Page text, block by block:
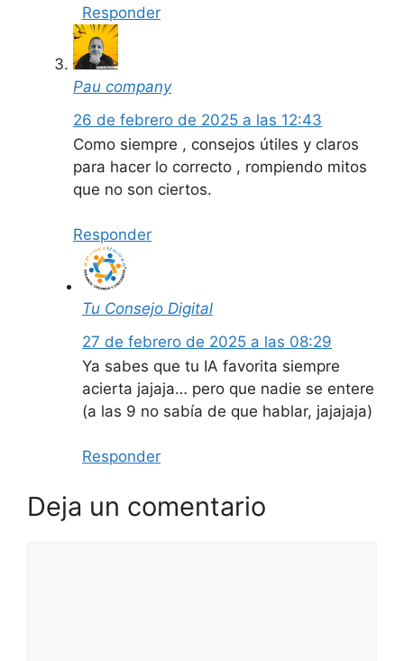
Responder
Pau company
26 de febrero de 2025 a las 12:43
Como siempre , consejos útiles y claros
para hacer lo correcto , rompiendo mitos
que no son ciertos.
Responder
Tu Consejo Digital
27 de febrero de 2025 a las 08:29
Ya sabes que tu IA favorita siempre
acierta jajaja… pero que nadie se entere
(a las 9 no sabía de que hablar, jajajaja)
Responder
Deja un comentario